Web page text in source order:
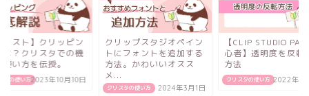
タの使い方
ップスタジオペイン
フォントを追加する
かわいいオスス
クリスタの使い方
【CLIP STUDIO PAINT初
心者】透明度を反転する
方法
クリスタの使い方
【イラスト】クリッ
グとは？クリスタで
能と使い方を伝授。
2023年10